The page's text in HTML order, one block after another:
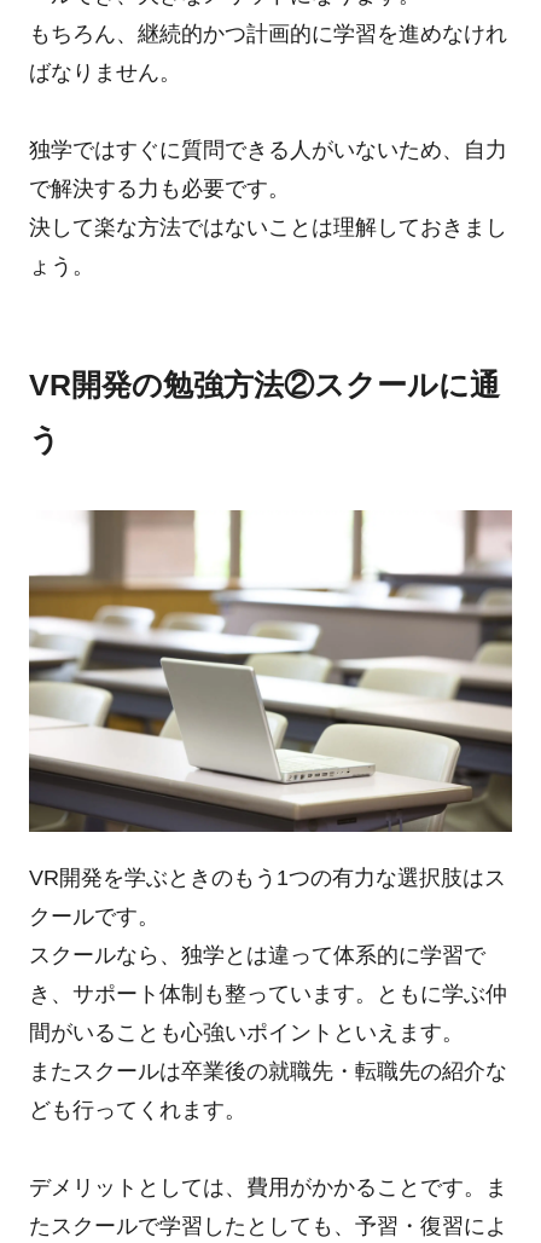
もちろん、継続的かつ計画的に学習を進めなけれ
ばなりません。
独学ではすぐに質問できる人がいないため、自力
で解決する力も必要です。
決して楽な方法ではないことは理解しておきまし
ょう。
VR開発の勉強方法②スクールに通
う
VR開発を学ぶときのもう1つの有力な選択肢はス
クールです。
スクールなら、独学とは違って体系的に学習で
き、サポート体制も整っています。ともに学ぶ仲
間がいることも心強いポイントといえます。
またスクールは卒業後の就職先・転職先の紹介な
ども行ってくれます。
デメリットとしては、費用がかかることです。ま
たスクールで学習したとしても、予習・復習によ